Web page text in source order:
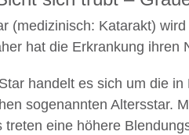
(medizinisch: Katarakt)
hat die Erkrankung ihren
handelt es sich um die
sogenannten Altersstar.
treten eine höhere